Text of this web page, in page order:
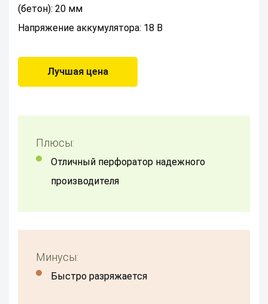
(бетон): 20 мм
Напряжение аккумулятора: 18 В
Лучшая цена
Плюсы:
отличный перфоратор надежного
производителя
Минусы:
Быстро разряжается